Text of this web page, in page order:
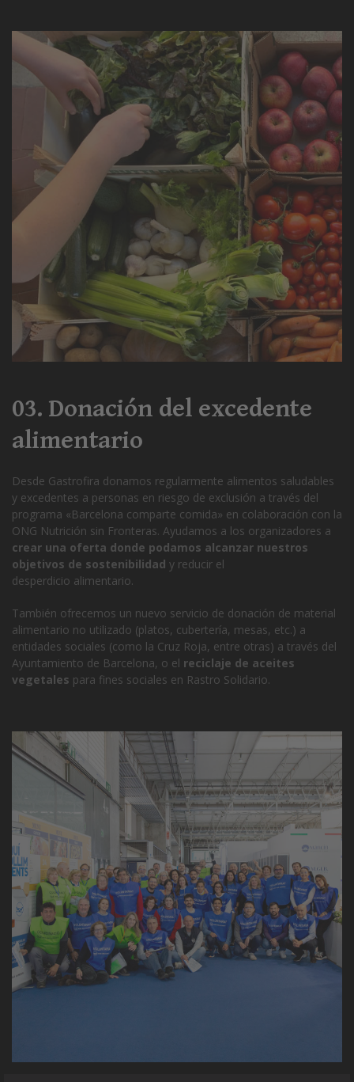
03. Donación del excedente
alimentario
Desde Gastrofira donamos regularmente alimentos saludables
y excedentes a personas en riesgo de exclusión a través del
programa «Barcelona comparte comida» en colaboración con la
ONG Nutrición sin Fronteras. Ayudamos a los organizadores a
crear una oferta donde podamos alcanzar nuestros
objetivos de sostenibilidad y reducir el
desperdicio alimentario.
También ofrecemos un nuevo servicio de donación de material
alimentario no utilizado (platos, cubertería, mesas, etc.) a
entidades sociales (como la Cruz Roja, entre otras) a través del
Ayuntamiento de Barcelona, o el reciclaje de aceites
vegetales para fines sociales en Rastro Solidario.